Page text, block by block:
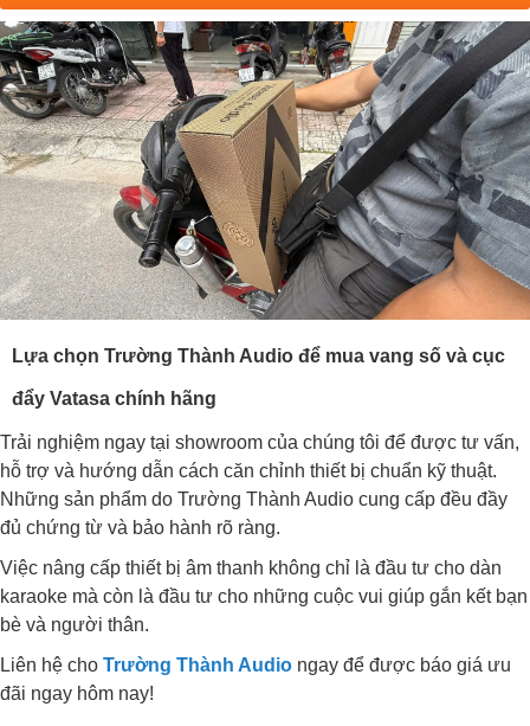
Kiểu dáng thiết kế độc quyền củaVatasa Audionhìn vô cùng
cứng cáp, sang trọng, đẳng cấp.
Sản xuất trên nền tảng vỉ bo mạch Class H cho chất lượng âm
thanh dải âm bass chắc tiếng, âm Mid rõ dàng, dải âm treble
sắc và gọn.
Sản phẩm chính hãng củaVatasa Audiođược bảo hàng lên
tới 3 năm.
Lựa chọn Trường Thành Audio để mua vang số và cục
đẩy Vatasa chính hãng
Trải nghiệm ngay tại showroom của chúng tôi để được tư vấn,
hỗ trợ và hướng dẫn cách căn chỉnh thiết bị chuẩn kỹ thuật.
Những sản phẩm do Trường Thành Audio cung cấp đều đầy
đủ chứng từ và bảo hành rõ ràng.
Việc nâng cấp thiết bị âm thanh không chỉ là đầu tư cho dàn
karaoke mà còn là đầu tư cho những cuộc vui giúp gắn kết bạn
bè và người thân.
Liên hệ cho Trường Thành Audio ngay để được báo giá ưu
đãi ngay hôm nay!